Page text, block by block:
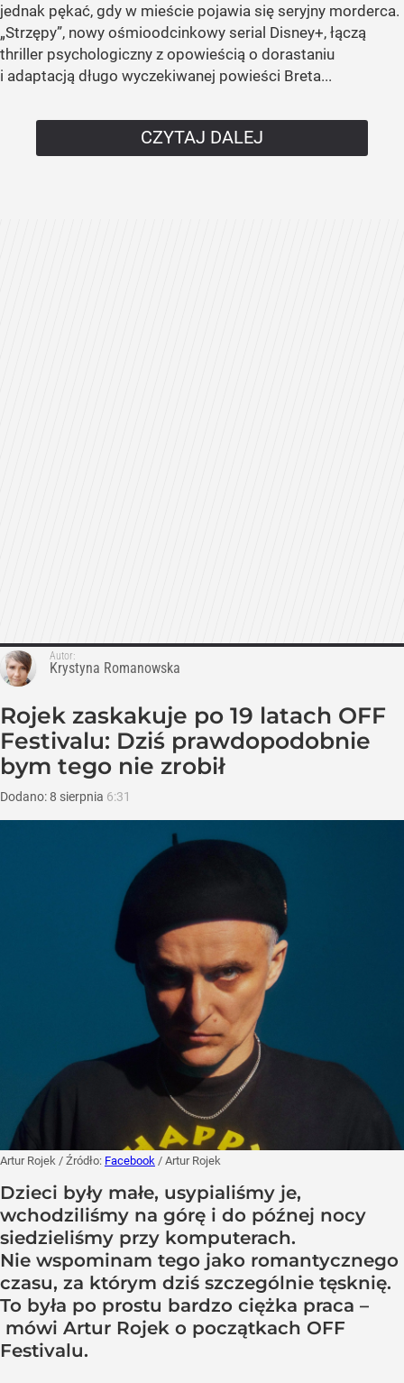
jednak pękać, gdy w mieście pojawia się seryjny morderca.
„Strzępy”, nowy ośmioodcinkowy serial Disney+, łączą
thriller psychologiczny z opowieścią o dorastaniu
i adaptacją długo wyczekiwanej powieści Breta...
CZYTAJ DALEJ
Autor:
Krystyna Romanowska
Rojek zaskakuje po 19 latach OFF
Festivalu: Dziś prawdopodobnie
bym tego nie zrobił
Dodano:8 sierpnia 6:31
Artur Rojek / Źródło: Facebook / Artur Rojek
Dzieci były małe, usypialiśmy je,
wchodziliśmy na górę i do późnej nocy
siedzieliśmy przy komputerach.
Nie wspominam tego jako romantycznego
czasu, za którym dziś szczególnie tęsknię.
To była po prostu bardzo ciężka praca –
mówi Artur Rojek o początkach OFF
Festivalu.